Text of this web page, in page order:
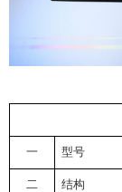
一 型号
二 结构